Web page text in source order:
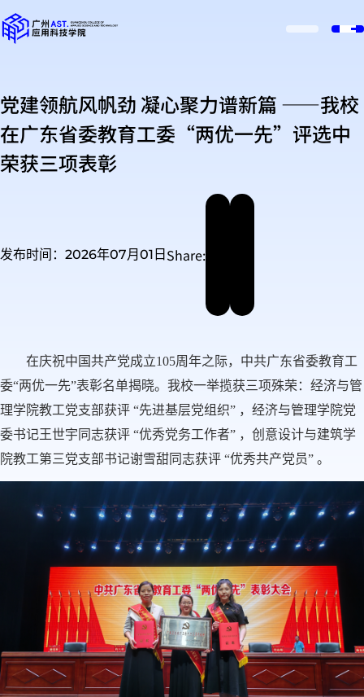
党建领航风帆劲 凝心聚力谱新篇 ——我校
在广东省委教育工委“两优一先”评选中
荣获三项表彰
发布时间：2026年07月01日 Share:
在庆祝中国共产党成立105周年之际，中共广东省委教育工
委“两优一先”表彰名单揭晓。我校一举揽获三项殊荣：经济与管
理学院教工党支部获评 “先进基层党组织” ，经济与管理学院党
委书记王世宇同志获评 “优秀党务工作者” ，创意设计与建筑学
院教工第三党支部书记谢雪甜同志获评 “优秀共产党员” 。